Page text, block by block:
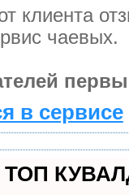
клиента
чаевых.
в сервисе